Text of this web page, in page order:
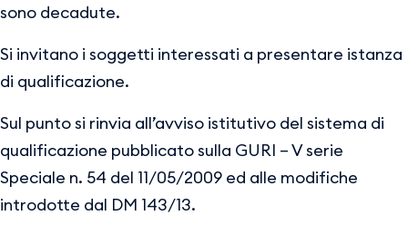
sono decadute.
Si invitano i soggetti interessati a presentare istanza
di qualificazione.
Sul punto si rinvia all’avviso istitutivo del sistema di
qualificazione pubblicato sulla GURI – V serie
Speciale n. 54 del 11/05/2009 ed alle modifiche
introdotte dal DM 143/13.